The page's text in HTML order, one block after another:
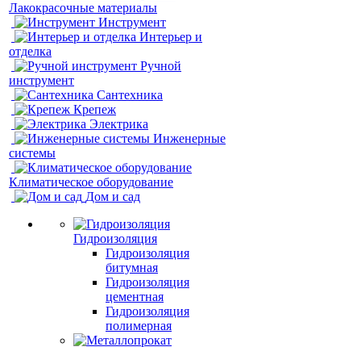
Лакокрасочные материалы
Инструмент
Интерьер и
отделка
Ручной
инструмент
Сантехника
Крепеж
Электрика
Инженерные
системы
Климатическое оборудование
Дом и сад
Гидроизоляция
Гидроизоляция
битумная
Гидроизоляция
цементная
Гидроизоляция
полимерная